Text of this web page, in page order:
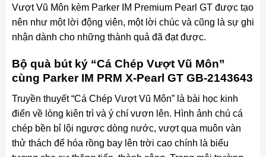
Vượt Vũ Môn kèm Parker IM Premium Pearl GT được tạo
nên như một lời động viên, một lời chúc và cũng là sự ghi
nhận dành cho những thành quả đã đạt được.
Bộ quà bút ký “Cá Chép Vượt Vũ Môn”
cùng Parker IM PRM X-Pearl GT GB-2143643
Truyền thuyết “Cá Chép Vượt Vũ Môn” là bài học kinh
điển về lòng kiên trì và ý chí vươn lên. Hình ảnh chú cá
chép bền bỉ lội ngược dòng nước, vượt qua muôn vàn
thử thách để hóa rồng bay lên trời cao chính là biểu